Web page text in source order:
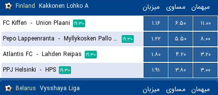
Finland Kakkonen Lohko A میزبان مساوی میهمان
FC Kiffen - Union Plaani ۱۹:۳۰ ۱.۱۶ ۶.۵۰
۱۱.۰۰
Pepo Lappeenranta - Myllykosken Pallo -47 ۱۹:۳۰ ۱.۲۲ ۵.۵۰
۸.۰۰
Atlantis FC - Lahden Reipas ۱۹:۳۰ ۱.۸۰ ۴.۲۰
۳.۲۰
PPJ Helsinki - HPS ۱۹:۳۰ ۱.۹۱ ۳.۸۰
۳.۰۰
Belarus Vysshaya Liga میزبان مساوی میهمان